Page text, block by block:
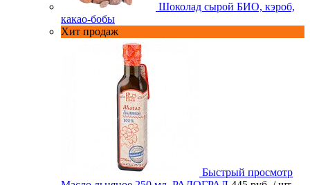
Шоколад сырой БИО, кэроб,
какао-бобы
Хит продаж
Быстрый просмотр